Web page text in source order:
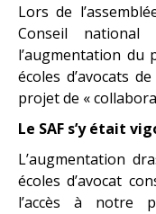
Lors de
Conseil
l’augmentation du
écoles d’avocats
projet de «
Le SAF s’y était
L’augmentation
écoles d’avocat
l’accès à notre